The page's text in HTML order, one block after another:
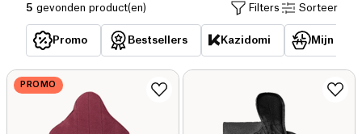
5 gevonden product(en) Filters Sorteer
Promo Bestsellers Kazidomi Mijn
PROMO